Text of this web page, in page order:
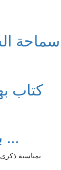
كتاب
بلوغ المنى ...
بمناسبة